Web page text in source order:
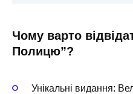
Чому варто
Полицю”?
Унікальні видання: